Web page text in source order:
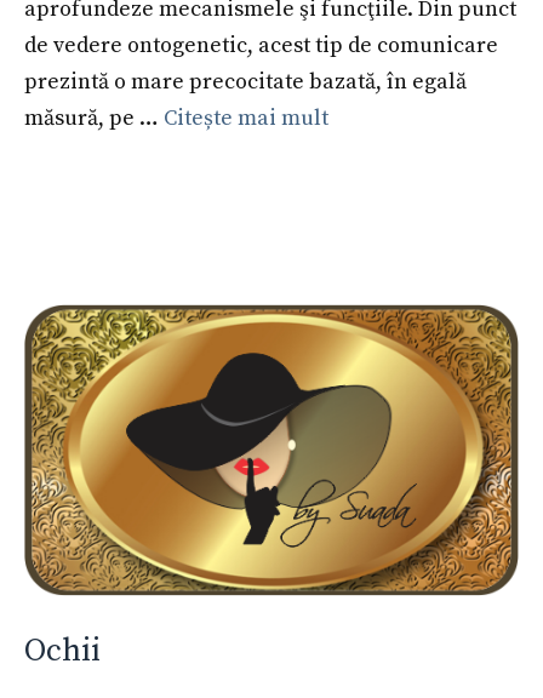
aprofundeze mecanismele şi funcţiile. Din punct
de vedere ontogenetic, acest tip de comunicare
prezintă o mare precocitate bazată, în egală
măsură, pe … Citește mai mult
Ochii